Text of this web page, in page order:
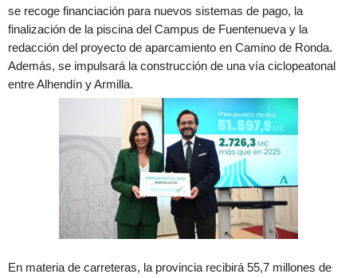
se recoge financiación para nuevos sistemas de pago, la
finalización de la piscina del Campus de Fuentenueva y la
redacción del proyecto de aparcamiento en Camino de Ronda.
Además, se impulsará la construcción de una vía ciclopeatonal
entre Alhendín y Armilla.
En materia de carreteras, la provincia recibirá 55,7 millones de